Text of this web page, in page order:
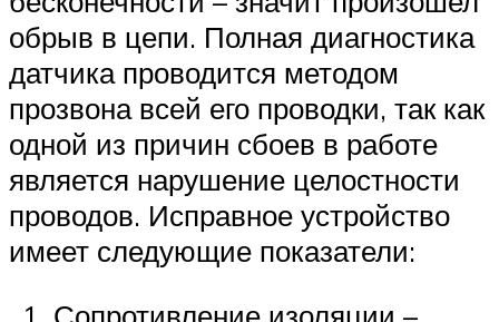
обрыв в цепи. Полная диагностика
датчика проводится методом
прозвона всей его проводки, так как
одной из причин сбоев в работе
является нарушение целостности
проводов. Исправное устройство
имеет следующие показатели: